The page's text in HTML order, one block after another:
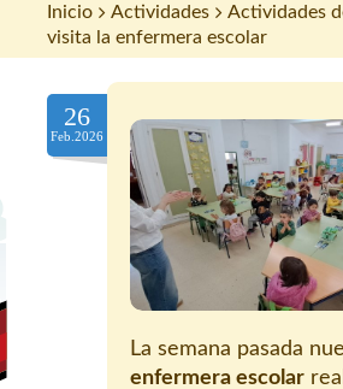
Alumnos
Maestros
Nuestro centro
Contacto
Inicio > Actividades > Actividades
visita la enfermera escolar
26
Feb.2026
La semana pasada
enfermera escolar